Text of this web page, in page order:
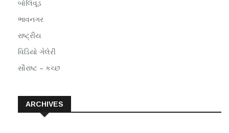
બોલિવૂડ
ભાવનગર
રાષ્ટ્રીય
વિડિયો ગેલેરી
સૌરાષ્ટ – કચ્છ
ARCHIVES